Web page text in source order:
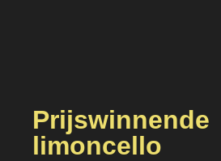
Prijswinnende
limoncello